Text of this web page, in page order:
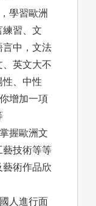
學習歐洲
練習、文
言中，文法
英文大不
性、中性
增加一項
握歐洲文
藝技術等等
術作品欣
人進行面